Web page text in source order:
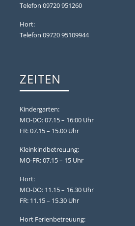
Telefon 09720 951260
Hort:
Telefon 09720 95109944
­ZEITEN
Kindergarten:
MO-DO: 07.15 – 16:00 Uhr
FR: 07.15 – 15.00 Uhr
Kleinkindbetreuung:
MO-FR: 07.15 – 15 Uhr
Hort:
MO-DO: 11.15 – 16.30 Uhr
FR: 11.15 – 15.30 Uhr
Hort Ferienbetreuung: